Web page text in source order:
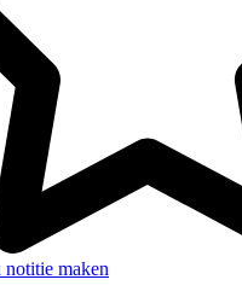
notitie maken